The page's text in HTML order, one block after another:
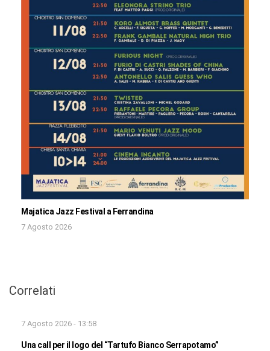
Majatica Jazz Festival a Ferrandina
7 Agosto 2026
Correlati
7 Agosto 2026 - 13:58
Una call per il logo del “Tartufo Bianco Serrapotamo”